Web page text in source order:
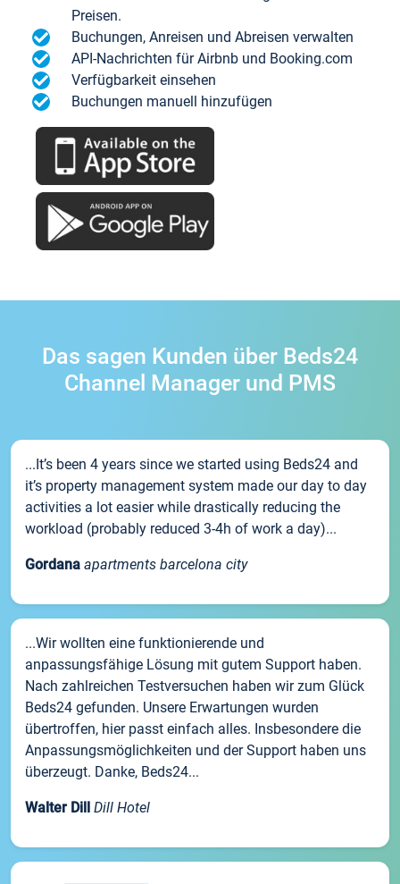
Preisen.
Buchungen, Anreisen und Abreisen verwalten
API-Nachrichten für Airbnb und Booking.com
Verfügbarkeit einsehen
Buchungen manuell hinzufügen
Das sagen Kunden über Beds24
Channel Manager und PMS
...It’s been 4 years since we started using Beds24 and
it’s property management system made our day to day
activities a lot easier while drastically reducing the
workload (probably reduced 3-4h of work a day)...
Gordana apartments barcelona city
...Wir wollten eine funktionierende und
anpassungsfähige Lösung mit gutem Support haben.
Nach zahlreichen Testversuchen haben wir zum Glück
Beds24 gefunden. Unsere Erwartungen wurden
übertroffen, hier passt einfach alles. Insbesondere die
Anpassungsmöglichkeiten und der Support haben uns
überzeugt. Danke, Beds24...
Walter Dill Dill Hotel